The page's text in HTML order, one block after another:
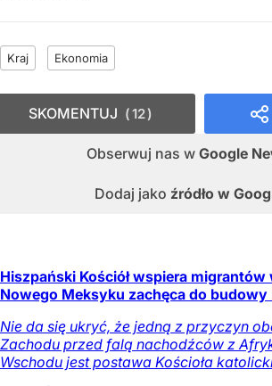
Kraj Ekonomia
Obserwuj nas w Google
Dodaj jako źródło w
SKOMENTUJ 12
Hiszpański Kościół wspiera migrantów
Nowego Meksyku zachęca do budowy
Nie da się ukryć, że jedną z przyczyn
Zachodu przed falą nachodźców z
Wschodu jest postawa Kościoła